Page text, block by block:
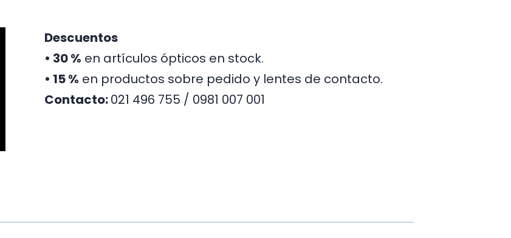
Descuentos
• 30 % en artículos ópticos en stock.
• 15 % en productos sobre pedido y lentes de contacto.
Contacto:021 496 755 / 0981 007 001